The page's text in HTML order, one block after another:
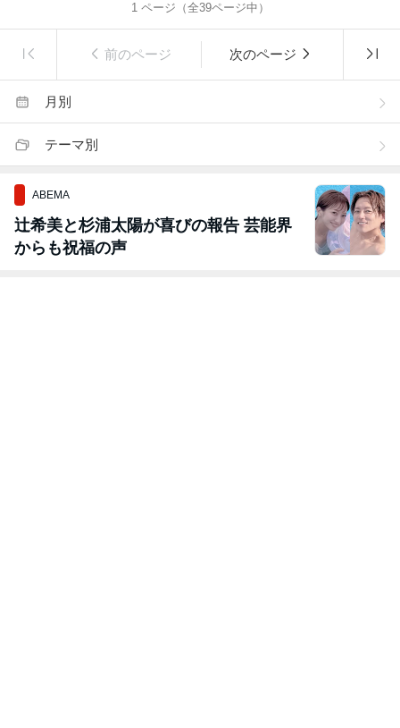
1ページ（全39ページ中）
前のページ 次のページ
月別
テーマ別
ABEMA
辻希美と杉浦太陽が喜びの報告 芸能界
からも祝福の声